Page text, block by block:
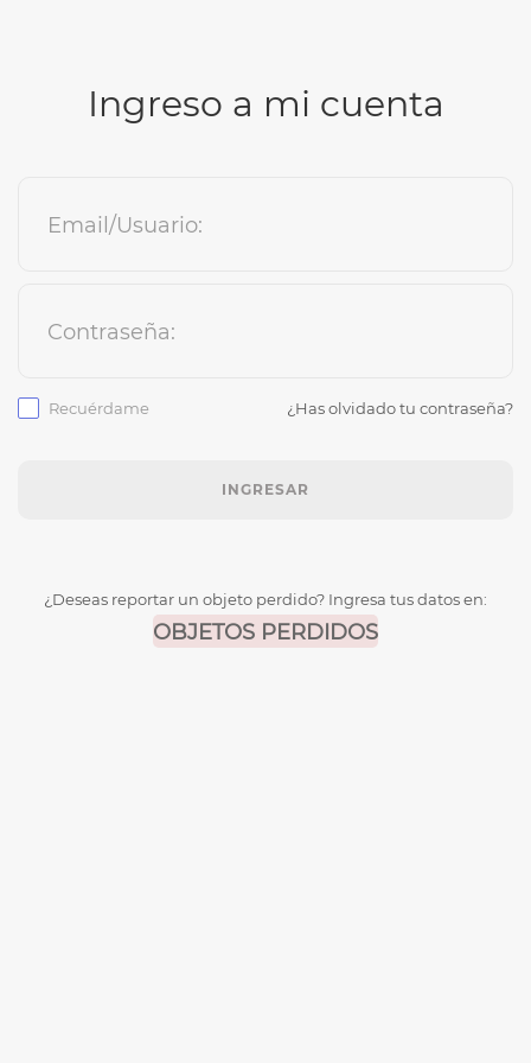
Ingreso a mi cuenta
Email/Usuario:
Contraseña:
Recuérdame ¿Has olvidado tu contraseña?
INGRESAR
¿Deseas reportar un objeto perdido? Ingresa tus datos en:
OBJETOS PERDIDOS